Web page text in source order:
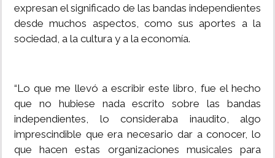
expresan el significado de las bandas independientes
desde muchos aspectos, como sus aportes a la
sociedad, a la cultura y a la economía.
“Lo que me llevó a escribir este libro, fue el hecho
que no hubiese nada escrito sobre las bandas
independientes, lo consideraba inaudito, algo
imprescindible que era necesario dar a conocer, lo
que hacen estas organizaciones musicales para